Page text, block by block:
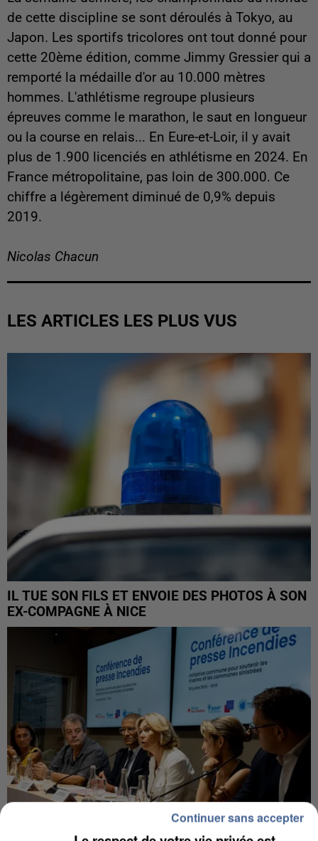
de cette discipline se sont déroulés à Tokyo, au
Japon. Les sportifs tricolores ont tout donné pour
cette 20ème édition, comme Jimmy Gressier qui a
remporté la médaille d'or au 10.000 mètres
hommes. L'athlétisme regroupe plusieurs
épreuves comme le marathon, le saut en longueur
ou la course en relais... En Eure-et-Loir, il y avait
plus de 1.900 licenciés en athlétisme en 2024. En
France métropolitaine, pas loin de 300.000. Ce
chiffre a légèrement diminué de 0,9% depuis
2019.
Nicolas Chacun
LES ARTICLES LES PLUS VUS
IL TUE SON FILS ET ENVOIE DES PHOTOS À SON
EX-COMPAGNE À NICE
Continuer sans accepter